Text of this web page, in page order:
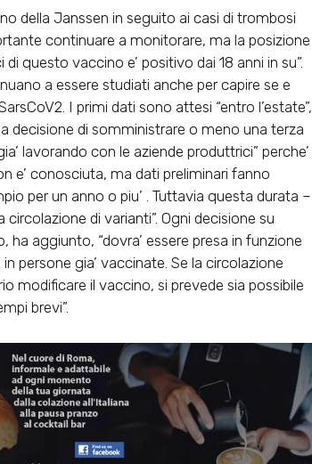
della Janssen in seguito ai casi di trombosi
continuare a monitorare, ma la posizione
questo vaccino e’ positivo dai 18 anni in su”.
a essere studiati anche per capire se e
I primi dati sono attesi “entro l’estate”,
decisione di somministrare o meno una terza
lavorando con le aziende produttrici” perche’
e’ conosciuta, ma dati preliminari fanno
per un anno o piu’ . Tuttavia questa durata –
di varianti”. Ogni decisione su
aggiunto, “dovra’ essere presa in funzione
persone gia’ vaccinate. Se la circolazione
modificare il vaccino, si prevede sia possibile
brevi”.